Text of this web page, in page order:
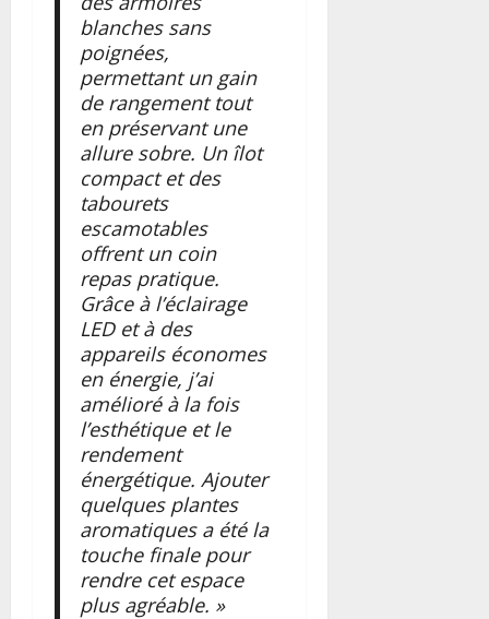
blanches sans
poignées,
permettant un gain
de rangement tout
en préservant une
allure sobre. Un îlot
compact et des
tabourets
escamotables
offrent un coin
repas pratique.
Grâce à l’éclairage
LED et à des
appareils économes
en énergie, j’ai
amélioré à la fois
l’esthétique et le
rendement
énergétique. Ajouter
quelques plantes
aromatiques a été la
touche finale pour
rendre cet espace
plus agréable. »